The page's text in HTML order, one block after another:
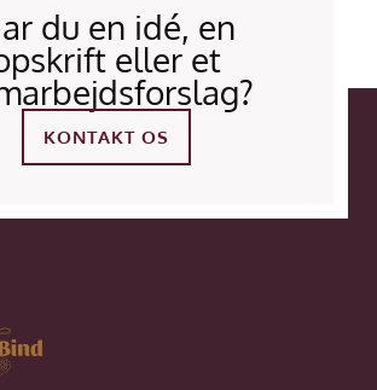
du en idé, en
eller et
KONTAKT OS